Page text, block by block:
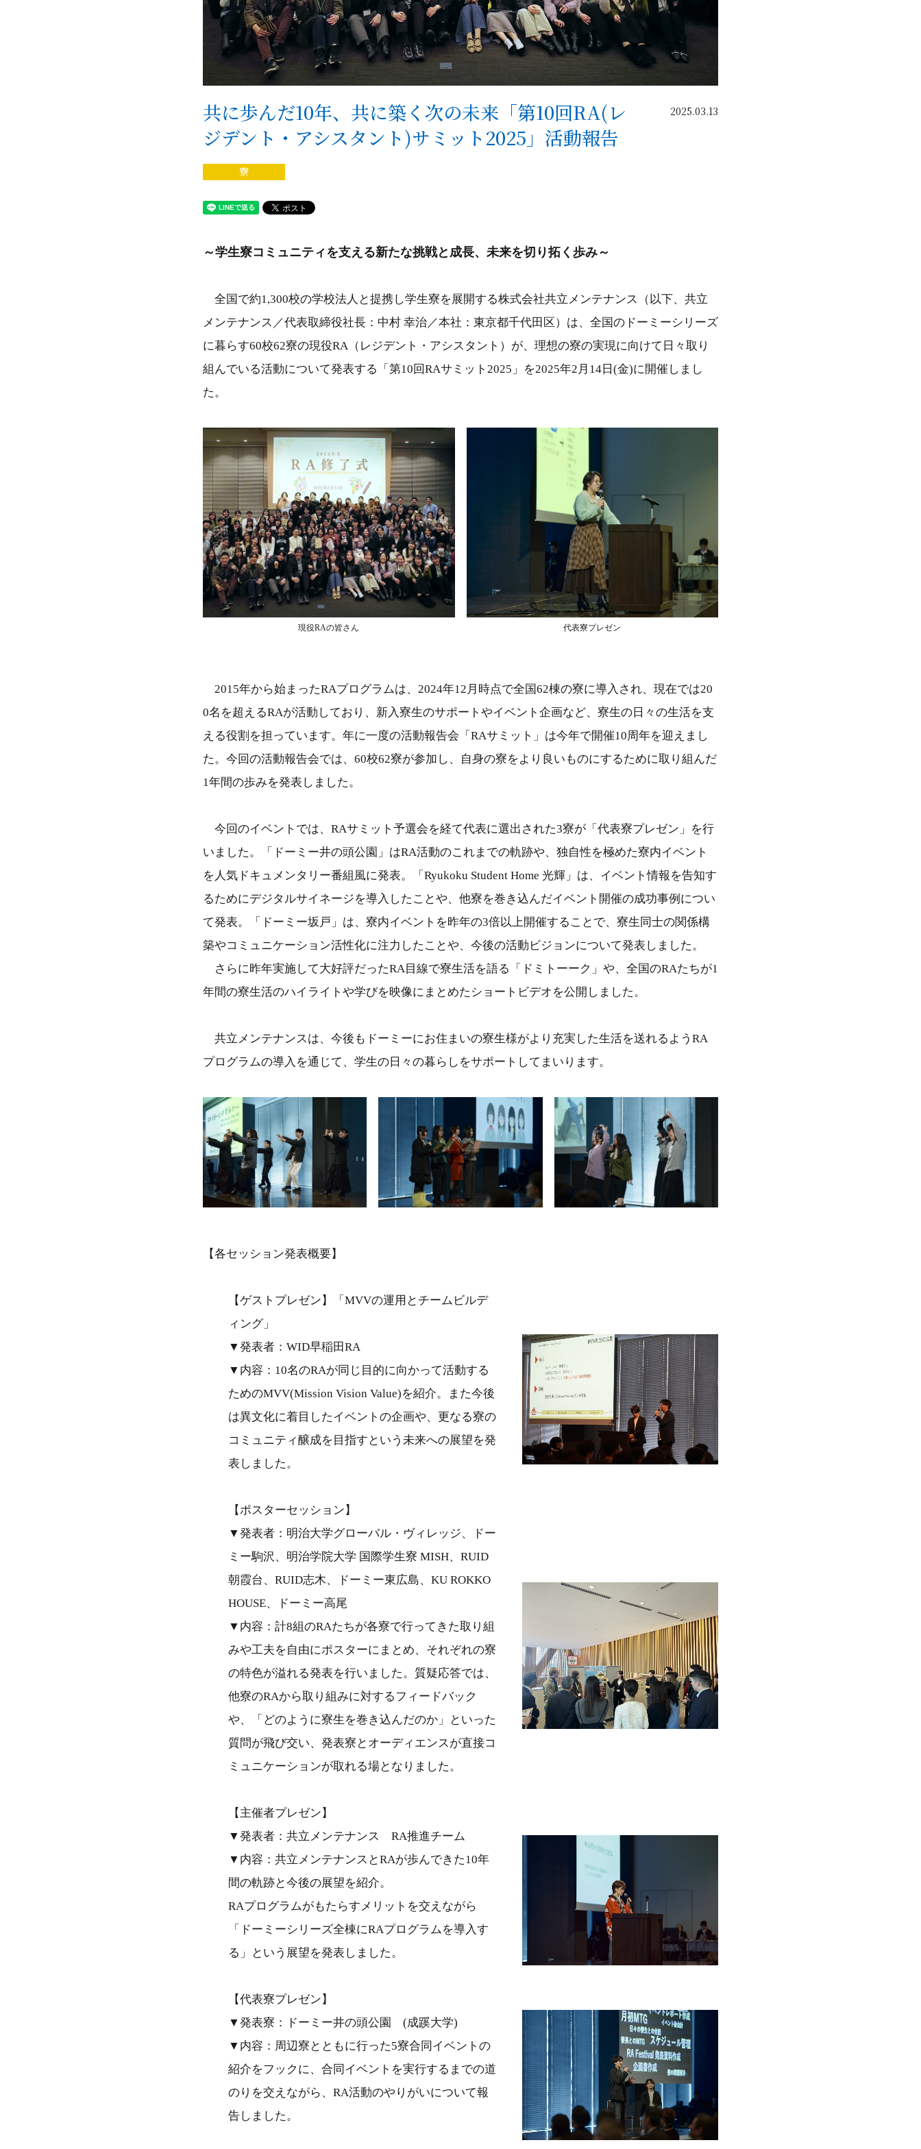
共に歩んだ10年、共に築く次の未来「第10回RA(レ
ジデント・アシスタント)サミット2025」活動報告
2025.03.13
寮
～学生寮コミュニティを支える新たな挑戦と成長、未来を切り拓く歩み～
全国で約1,300校の学校法人と提携し学生寮を展開する株式会社共立メンテナンス（以下、共立
メンテナンス／代表取締役社長：中村 幸治／本社：東京都千代田区）は、全国のドーミーシリーズ
に暮らす60校62寮の現役RA（レジデント・アシスタント）が、理想の寮の実現に向けて日々取り
組んでいる活動について発表する「第10回RAサミット2025」を2025年2月14日(金)に開催しまし
た。
現役RAの皆さん 代表寮プレゼン
2015年から始まったRAプログラムは、2024年12月時点で全国62棟の寮に導入され、現在では20
0名を超えるRAが活動しており、新入寮生のサポートやイベント企画など、寮生の日々の生活を支
える役割を担っています。年に一度の活動報告会「RAサミット」は今年で開催10周年を迎えまし
た。今回の活動報告会では、60校62寮が参加し、自身の寮をより良いものにするために取り組んだ
1年間の歩みを発表しました。
今回のイベントでは、RAサミット予選会を経て代表に選出された3寮が「代表寮プレゼン」を行
いました。「ドーミー井の頭公園」はRA活動のこれまでの軌跡や、独自性を極めた寮内イベント
を人気ドキュメンタリー番組風に発表。「Ryukoku Student Home 光輝」は、イベント情報を告知す
るためにデジタルサイネージを導入したことや、他寮を巻き込んだイベント開催の成功事例につい
て発表。「ドーミー坂戸」は、寮内イベントを昨年の3倍以上開催することで、寮生同士の関係構
築やコミュニケーション活性化に注力したことや、今後の活動ビジョンについて発表しました。
さらに昨年実施して大好評だったRA目線で寮生活を語る「ドミトーーク」や、全国のRAたちが1
年間の寮生活のハイライトや学びを映像にまとめたショートビデオを公開しました。
共立メンテナンスは、今後もドーミーにお住まいの寮生様がより充実した生活を送れるようRA
プログラムの導入を通じて、学生の日々の暮らしをサポートしてまいります。
【各セッション発表概要】
【ゲストプレゼン】「MVVの運用とチームビルデ
ィング」
▼発表者：WID早稲田RA
▼内容：10名のRAが同じ目的に向かって活動する
ためのMVV(Mission Vision Value)を紹介。また今後
は異文化に着目したイベントの企画や、更なる寮の
コミュニティ醸成を目指すという未来への展望を発
表しました。
【ポスターセッション】
▼発表者：明治大学グローバル・ヴィレッジ、ドー
ミー駒沢、明治学院大学 国際学生寮 MISH、RUID
朝霞台、RUID志木、ドーミー東広島、KU ROKKO
HOUSE、ドーミー高尾
▼内容：計8組のRAたちが各寮で行ってきた取り組
みや工夫を自由にポスターにまとめ、それぞれの寮
の特色が溢れる発表を行いました。質疑応答では、
他寮のRAから取り組みに対するフィードバック
や、「どのように寮生を巻き込んだのか」といった
質問が飛び交い、発表寮とオーディエンスが直接コ
ミュニケーションが取れる場となりました。
【主催者プレゼン】
▼発表者：共立メンテナンス RA推進チーム
▼内容：共立メンテナンスとRAが歩んできた10年
間の軌跡と今後の展望を紹介。
RAプログラムがもたらすメリットを交えながら
「ドーミーシリーズ全棟にRAプログラムを導入す
る」という展望を発表しました。
【代表寮プレゼン】
▼発表寮：ドーミー井の頭公園 (成蹊大学)
▼内容：周辺寮とともに行った5寮合同イベントの
紹介をフックに、合同イベントを実行するまでの道
のりを交えながら、RA活動のやりがいについて報
告しました。